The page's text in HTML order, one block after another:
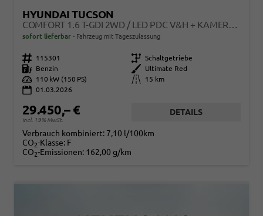
HYUNDAI TUCSON
COMFORT 1.6 T-GDI 2WD / LED PDC V&H + KAMERA SITZ LENKRADHEIZUNG ALU 18"
sofort lieferbar Fahrzeug mit Tageszulassung
Fahrzeugnr. 115301 Getriebe Schaltgetriebe
Kraftstoff
Benzin Außenfarbe
Ultimate Red
Leistung
110 kW (150 PS) Kilometerstand
15 km
01.03.2026
29.450,– €
incl. 19% MwSt.
DETAILS
Verbrauch kombiniert: 7,10 l/100km
CO2-Klasse: F
CO2-Emissionen: 162,00 g/km